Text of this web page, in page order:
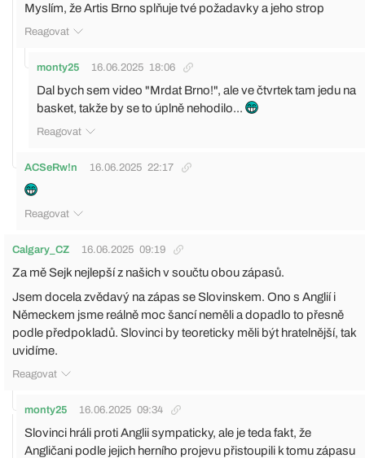
Myslím, že Artis Brno splňuje tvé požadavky a jeho strop
Reagovat
monty25 16.06.2025 18:06
Dal bych sem video "Mrdat Brno!", ale ve čtvrtek tam jedu na
basket, takže by se to úplně nehodilo...
Reagovat
ACSeRw!n 16.06.2025 22:17
Reagovat
Calgary_CZ 16.06.2025 09:19
Za mě Sejk nejlepší z našich v součtu obou zápasů.
Jsem docela zvědavý na zápas se Slovinskem. Ono s Anglií i
Německem jsme reálně moc šancí neměli a dopadlo to přesně
podle předpokladů. Slovinci by teoreticky měli být hratelnější, tak
uvidíme.
Reagovat
monty25 16.06.2025 09:34
Slovinci hráli proti Anglii sympaticky, ale je teda fakt, že
Angličani podle jejich herního projevu přistoupili k tomu zápasu